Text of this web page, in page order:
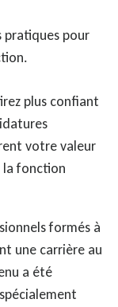
pratiques pour
plus confiant
votre valeur
la fonction
formés à
une carrière au
a été